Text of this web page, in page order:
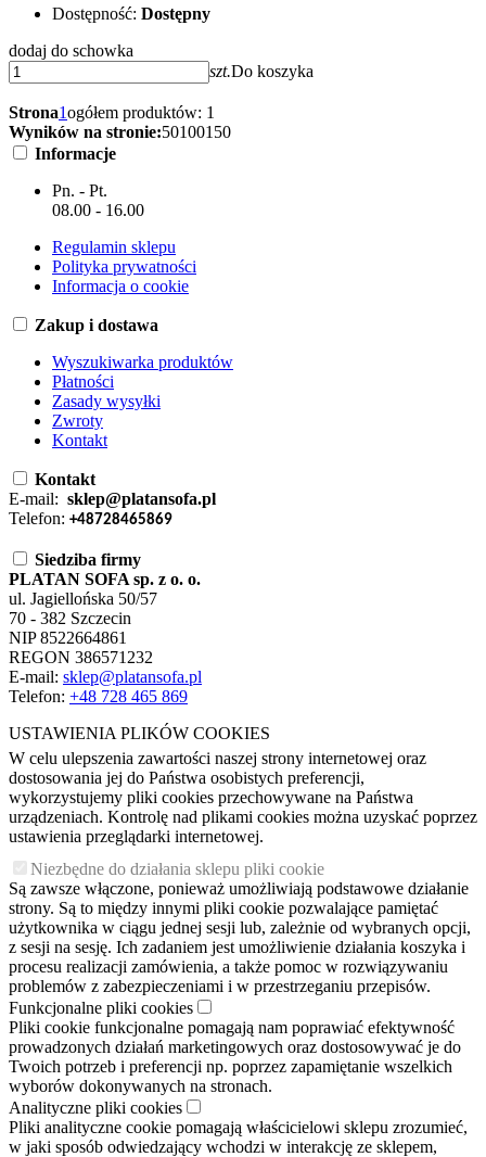
Dostępność: Dostępny
dodaj do schowka
szt.Do koszyka
Strona1ogółem produktów: 1
Wyników na stronie:50100150
Informacje
Pn. - Pt.
08.00 - 16.00
Regulamin sklepu
Polityka prywatności
Informacja o cookie
Zakup i dostawa
Wyszukiwarka produktów
Płatności
Zasady wysyłki
Zwroty
Kontakt
Kontakt
E-mail: sklep@platansofa.pl
Telefon: +48728465869
Siedziba firmy
PLATAN SOFA sp. z o. o.
ul. Jagiellońska 50/57
70 - 382 Szczecin
NIP 8522664861
REGON 386571232
E-mail: sklep@platansofa.pl
Telefon: +48 728 465 869
USTAWIENIA PLIKÓW COOKIES
W celu ulepszenia zawartości naszej strony internetowej oraz
dostosowania jej do Państwa osobistych preferencji,
wykorzystujemy pliki cookies przechowywane na Państwa
urządzeniach. Kontrolę nad plikami cookies można uzyskać poprzez
ustawienia przeglądarki internetowej.
Niezbędne do działania sklepu pliki cookie
Są zawsze włączone, ponieważ umożliwiają podstawowe działanie
strony. Są to między innymi pliki cookie pozwalające pamiętać
użytkownika w ciągu jednej sesji lub, zależnie od wybranych opcji,
z sesji na sesję. Ich zadaniem jest umożliwienie działania koszyka i
procesu realizacji zamówienia, a także pomoc w rozwiązywaniu
problemów z zabezpieczeniami i w przestrzeganiu przepisów.
Funkcjonalne pliki cookies
Pliki cookie funkcjonalne pomagają nam poprawiać efektywność
prowadzonych działań marketingowych oraz dostosowywać je do
Twoich potrzeb i preferencji np. poprzez zapamiętanie wszelkich
wyborów dokonywanych na stronach.
Analityczne pliki cookies
Pliki analityczne cookie pomagają właścicielowi sklepu zrozumieć,
w jaki sposób odwiedzający wchodzi w interakcję ze sklepem,